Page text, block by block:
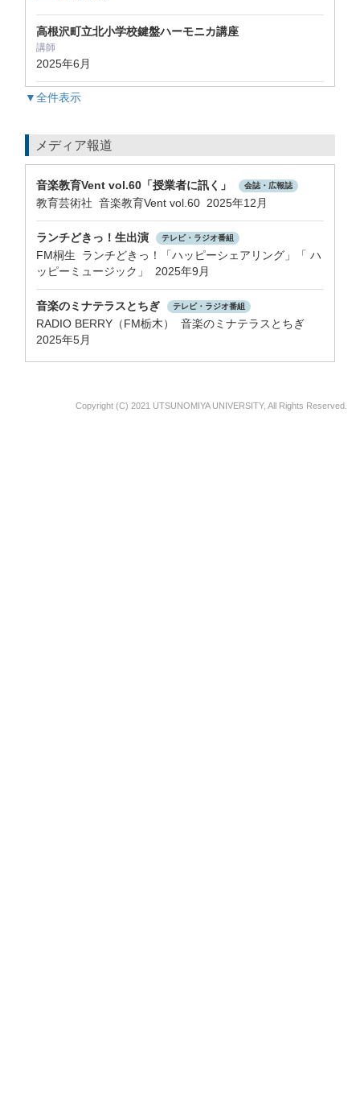
高根沢町立北小学校鍵盤ハーモニカ講座
講師
2025年6月
▼全件表示
メディア報道
音楽教育Vent vol.60「授業者に訊く」 会誌・広報誌
教育芸術社 音楽教育Vent vol.60 2025年12月
ランチどきっ！生出演 テレビ・ラジオ番組
FM桐生 ランチどきっ！「ハッピーシェアリング」「 ハ
ッピーミュージック」 2025年9月
音楽のミナテラスとちぎ テレビ・ラジオ番組
RADIO BERRY（FM栃木） 音楽のミナテラスとちぎ
2025年5月
Copyright (C) 2021 UTSUNOMIYA UNIVERSITY, All Rights Reserved.